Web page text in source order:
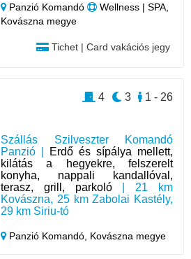
Panzió Komandó
Wellness | SPA,
Kovászna megye
Tichet | Card vakációs jegy
Szállás Szilveszter Komandó
Panzió |
Erdő és sípálya mellett,
kilátás a hegyekre, felszerelt
konyha, nappali kandallóval,
terasz, grill, parkoló| 21 km
Kovászna, 25 km Zabolai Kastély,
29 km Siriu-tó
Panzió Komandó, Kovászna megye
1 - 26
3
4